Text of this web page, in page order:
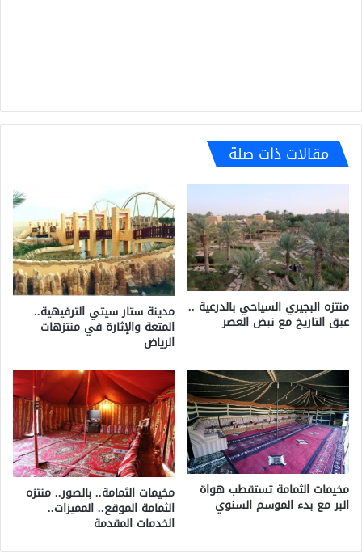
مقالات ذات صلة
منتزه البجيري السياحي بالدرعية ..
عبق التاريخ مع نبض العصر مدينة ستار سيتي الترفيهية..
المتعة والإثارة في منتزهات
الرياض
مخيمات الثمامة تستقطب هواة
البر مع بدء الموسم السنوي
مخيمات الثمامة.. بالصور.. منتزه
الثمامة الموقع.. المميزات..
الخدمات المقدمة